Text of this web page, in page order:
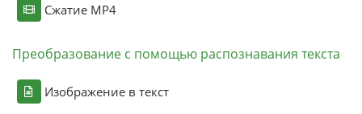
Сжатие MP4
Преобразование с помощью распознавания текста
Изображение в текст